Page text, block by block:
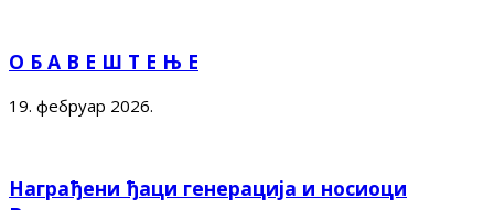
О Б А В Е Ш Т Е Њ Е
19. фебруар 2026.
Награђени ђаци генерација и носиоци